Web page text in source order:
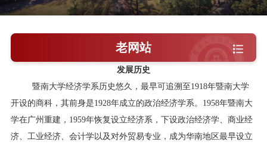
科学研究
教学培养
学院党建
人才引进
校友服务
老网站
发展历史
暨南大学经济学系历史悠久，最早可追溯至 1918年暨南大学
开设的商科，其前身是1928年成立的政治经济学系。 1958年暨南大
学在广州重建， 1959年恢复设立经济系，下设政治经济学、商业经
济、工业经济、会计学以及对外贸易专业，成为华南地区最早设立